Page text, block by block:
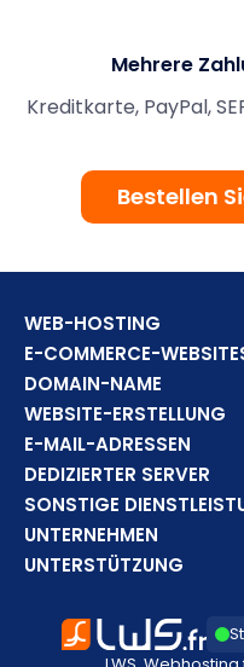
Mehrere
Kreditkarte, PayPal,
Bestellen
WEB-HOSTING
E-COMMERCE-
DOMAIN-NAME
WEBSITE-ERSTELLUNG
E-MAIL-ADRESSEN
DEDIZIERTER SERVER
SONSTIGE
UNTERNEHMEN
UNTERSTÜTZUNG